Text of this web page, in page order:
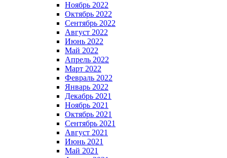
Ноябрь 2022
Октябрь 2022
Сентябрь 2022
Август 2022
Июнь 2022
Май 2022
Апрель 2022
Март 2022
Февраль 2022
Январь 2022
Декабрь 2021
Ноябрь 2021
Октябрь 2021
Сентябрь 2021
Август 2021
Июнь 2021
Май 2021